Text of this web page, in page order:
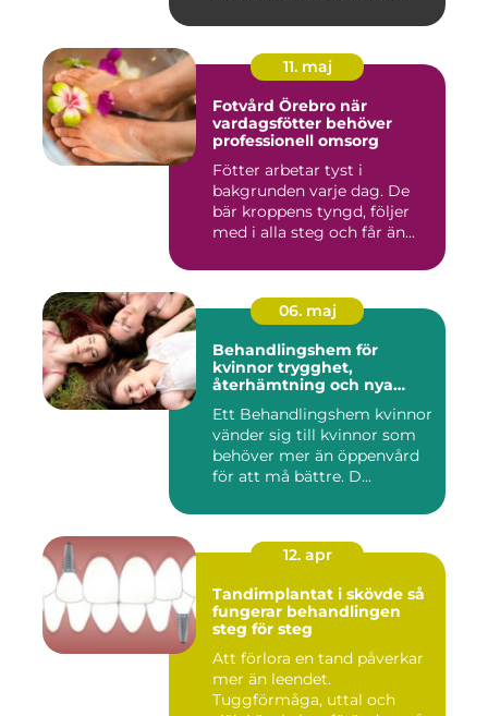
11. maj
Fotvård Örebro när
vardagsfötter behöver
professionell omsorg
Fötter arbetar tyst i
bakgrunden varje dag. De
bär kroppens tyngd, följer
med i alla steg och får än...
06. maj
Behandlingshem för
kvinnor trygghet,
återhämtning och nya
Ett Behandlingshem kvinnor
vänder sig till kvinnor som
behöver mer än öppenvård
för att må bättre. D...
12. apr
Tandimplantat i skövde så
fungerar behandlingen
steg för steg
Att förlora en tand påverkar
mer än leendet.
Tuggförmåga, uttal och